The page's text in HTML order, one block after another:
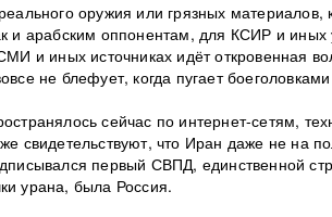
оружия или грязных
и арабским оппонентам, для КСИР и
и иных источниках идёт откровенная
не блефует, когда пугает
сейчас по интернет-сетям,
свидетельствуют, что Иран даже не на
первый СВПД, единственной
урана, была Россия.